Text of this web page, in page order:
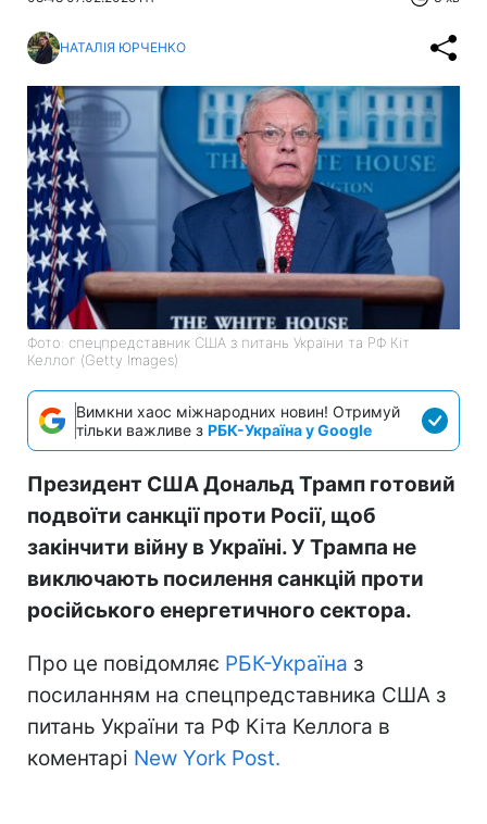
НАТАЛІЯ ЮРЧЕНКО
Фото: спецпредставник США з питань України та РФ Кіт
Келлог (Getty Images)
Вимкни хаос міжнародних новин! Отримуй
тільки важливе з РБК-Україна у Google
Президент США Дональд Трамп готовий
подвоїти санкції проти Росії, щоб
закінчити війну в Україні. У Трампа не
виключають посилення санкцій проти
російського енергетичного сектора.
Про це повідомляє РБК-Україна з
посиланням на спецпредставника США з
питань України та РФ Кіта Келлога в
коментарі New York Post.